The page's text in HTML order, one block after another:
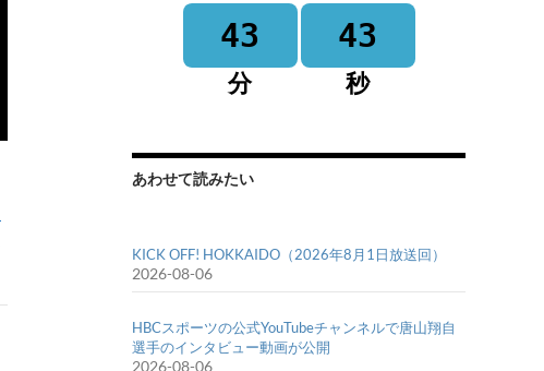
43
分
43
秒
あわせて読みたい
KICK OFF! HOKKAIDO（2026年8月1日放送回）
2026-08-06
HBCスポーツの公式YouTubeチャンネルで唐山翔自
選手のインタビュー動画が公開
2026-08-06